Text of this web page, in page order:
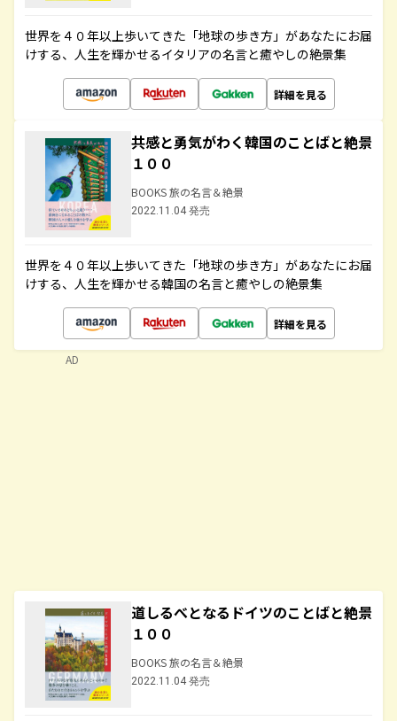
世界を４０年以上歩いてきた「地球の歩き方」があなたにお届
けする、人生を輝かせるイタリアの名言と癒やしの絶景集
詳細を見る
共感と勇気がわく韓国のことばと絶景
１００
BOOKS 旅の名言＆絶景
2022.11.04 発売
世界を４０年以上歩いてきた「地球の歩き方」があなたにお届
けする、人生を輝かせる韓国の名言と癒やしの絶景集
詳細を見る
道しるべとなるドイツのことばと絶景
１００
BOOKS 旅の名言＆絶景
2022.11.04 発売
AD